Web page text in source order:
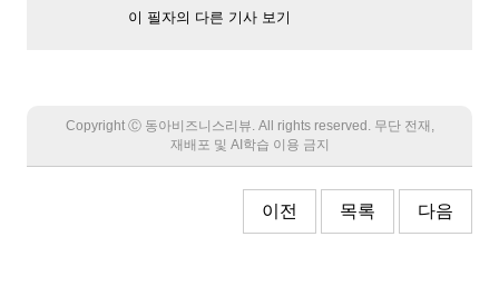
이 필자의 다른 기사 보기
Copyright Ⓒ 동아비즈니스리뷰. All rights reserved. 무단 전재,
재배포 및 AI학습 이용 금지
이전 목록 다음